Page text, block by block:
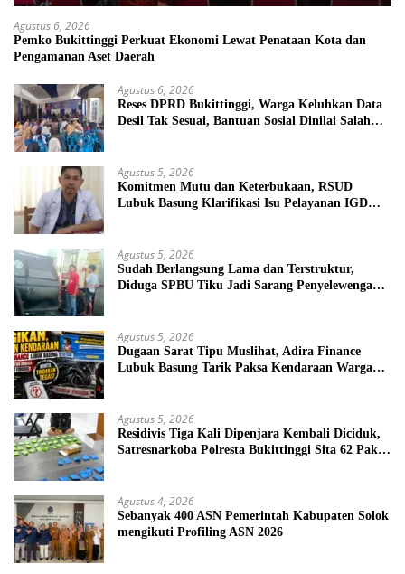
Agustus 6, 2026
Pemko Bukittinggi Perkuat Ekonomi Lewat Penataan Kota dan
Pengamanan Aset Daerah
Agustus 6, 2026
Reses DPRD Bukittinggi, Warga Keluhkan Data
Desil Tak Sesuai, Bantuan Sosial Dinilai Salah
Agustus 5, 2026
Komitmen Mutu dan Keterbukaan, RSUD
Lubuk Basung Klarifikasi Isu Pelayanan IGD
Agustus 5, 2026
Sudah Berlangsung Lama dan Terstruktur,
Diduga SPBU Tiku Jadi Sarang Penyelewengan
Agustus 5, 2026
Dugaan Sarat Tipu Muslihat, Adira Finance
Lubuk Basung Tarik Paksa Kendaraan Warga
Agustus 5, 2026
Residivis Tiga Kali Dipenjara Kembali Diciduk,
Satresnarkoba Polresta Bukittinggi Sita 62 Paket
Agustus 4, 2026
Sebanyak 400 ASN Pemerintah Kabupaten Solok
mengikuti Profiling ASN 2026